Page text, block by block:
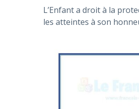
L’Enfant a droit à la
les atteintes à son